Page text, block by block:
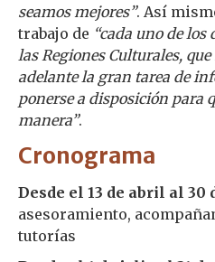
seamos mejores”. Así
trabajo de “cada uno de
las Regiones Culturales,
adelante la gran tarea de
ponerse a disposición para
manera”.
Cronograma
Desde el 13 de abril al 30
asesoramiento,
tutorías